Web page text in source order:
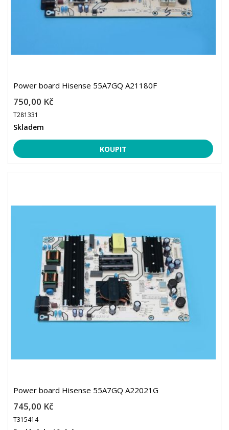
Power board Hisense 55A7GQ A21180F
750,00 Kč
T281331
Skladem
Power board Hisense 55A7GQ A22021G
745,00 Kč
T315414